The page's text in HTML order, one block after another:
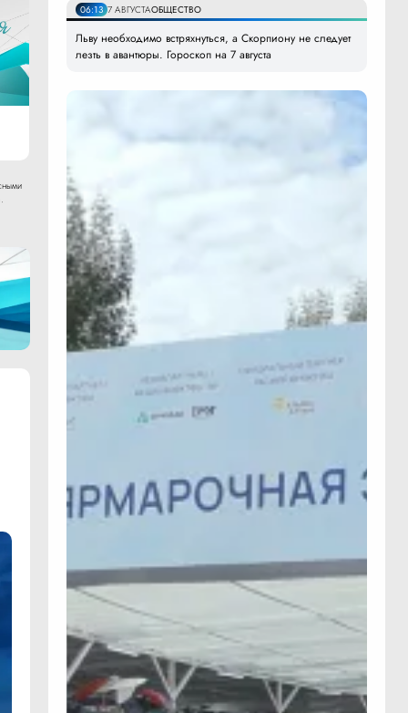
06:13 7 АВГУСТАОБЩЕСТВО
Льву необходимо встряхнуться, а Скорпиону не следует
лезть в авантюры. Гороскоп на 7 августа